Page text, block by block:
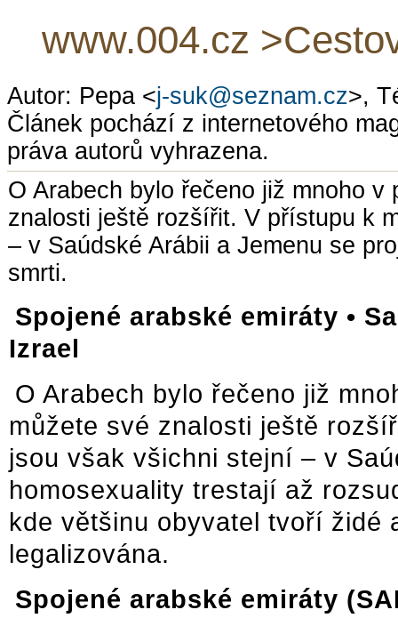
www.004.cz
Autor: Pepa <j-suk@seznam.cz>,
Článek pochází z internetového
práva autorů vyhrazena.
O Arabech bylo řečeno již mnoho
znalosti ještě rozšířit. V přístupu k
– v Saúdské Arábii a Jemenu se
smrti.
Spojené arabské emiráty •
Izrael
O Arabech bylo řečeno již
můžete své znalosti ještě
jsou však všichni stejní – v
homosexuality trestají až
kde většinu obyvatel tvoří židé
legalizována.
Spojené arabské emiráty